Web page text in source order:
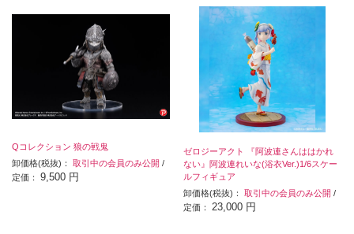
Qコレクション 狼の戦鬼
卸価格(税抜)： 取引中の会員のみ公開 /
定価： 9,500 円
ゼロジーアクト 『阿波連さんははかれ
ない』阿波連れいな(浴衣Ver.)1/6スケー
ルフィギュア
卸価格(税抜)：取引中の会員のみ公開 /
定価： 23,000 円